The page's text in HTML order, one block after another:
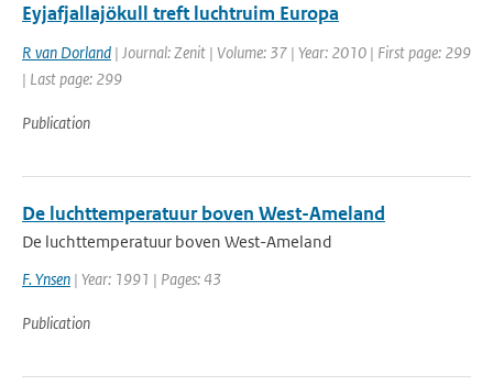
Eyjafjallajökull treft luchtruim Europa
R van Dorland | Journal: Zenit | Volume: 37 | Year: 2010 | First page: 299
| Last page: 299
Publication
De luchttemperatuur boven West-Ameland
De luchttemperatuur boven West-Ameland
F. Ynsen | Year: 1991 | Pages: 43
Publication